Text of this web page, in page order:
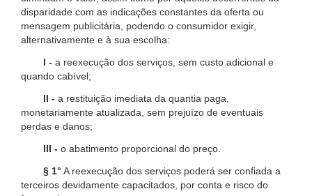
disparidade com as indicações constantes da oferta ou
mensagem publicitária, podendo o consumidor exigir,
alternativamente e à sua escolha:
I - a reexecução dos serviços, sem custo adicional e
quando cabível;
II - a restituição imediata da quantia paga,
monetariamente atualizada, sem prejuízo de eventuais
perdas e danos;
III - o abatimento proporcional do preço.
§ 1° A reexecução dos serviços poderá ser confiada a
terceiros devidamente capacitados, por conta e risco do